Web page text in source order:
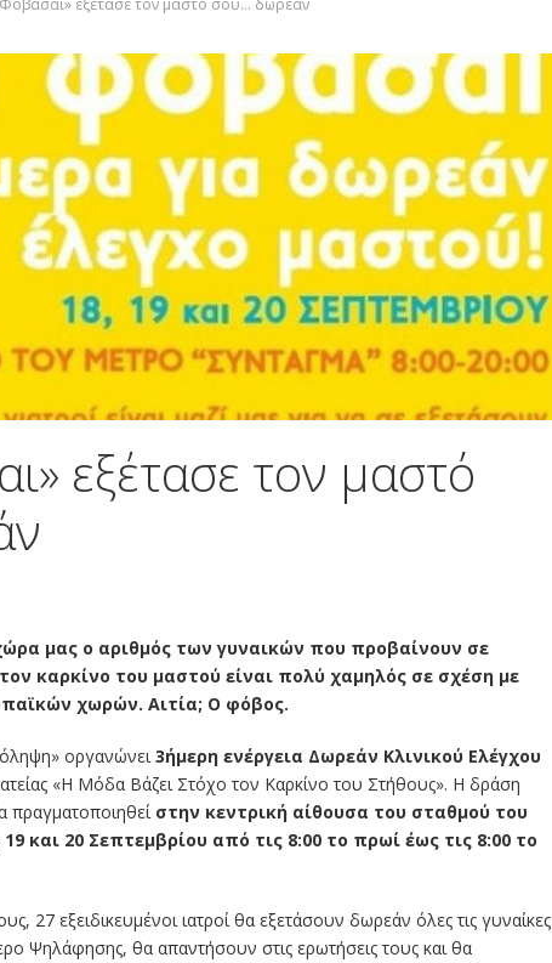
εξέτασε τον μαστό σου… δωρεάν
εξέτασε τον μαστό
μας ο αριθμός των γυναικών που προβαίνουν σε
καρκίνο του μαστού είναι πολύ χαμηλός σε σχέση με
χωρών. Αιτία; O φόβος.
οργανώνει3ήμερη ενέργεια Δωρεάν Κλινικού Ελέγχου
«Η Μόδα Βάζει Στόχο τον Καρκίνο του Στήθους». Η δράση
πραγματοποιηθεί στην κεντρική αίθουσα του σταθμού του
και 20 Σεπτεμβρίου από τις 8:00 το πρωί έως τις 8:00 το
27 εξειδικευμένοι ιατροί θα εξετάσουν δωρεάν όλες τις γυναίκες
Ψηλάφησης, θα απαντήσουν στις ερωτήσεις τους και θα